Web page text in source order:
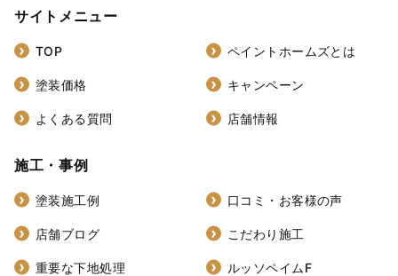
サイトメニュー
TOP ペイントホームズとは
塗装価格 キャンペーン
よくある質問 店舗情報
施工・事例
塗装施工例 口コミ・お客様の声
店舗ブログ こだわり施工
重要な下地処理 ルッソペイムF